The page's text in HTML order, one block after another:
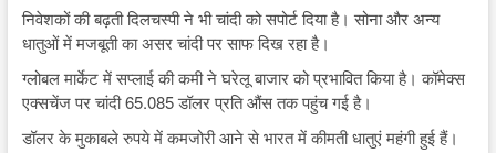
निवेशकों की बढ़ती दिलचस्पी ने भी चांदी को सपोर्ट दिया है। सोना और अन्य
धातुओं में मजबूती का असर चांदी पर साफ दिख रहा है।
ग्लोबल मार्केट में सप्लाई की कमी ने घरेलू बाजार को प्रभावित किया है। कॉमेक्स
एक्सचेंज पर चांदी 65.085 डॉलर प्रति औंस तक पहुंच गई है।
डॉलर के मुकाबले रुपये में कमजोरी आने से भारत में कीमती धातुएं महंगी हुई हैं।